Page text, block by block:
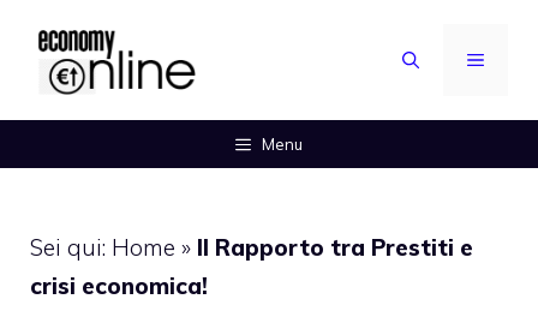
contenuto
MENU
Menu
Sei qui: Home » Il Rapporto tra Prestiti e
crisi economica!